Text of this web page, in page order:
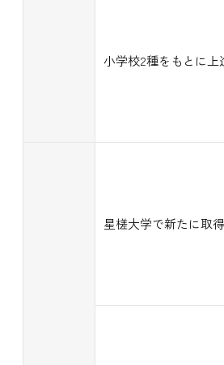
小学校2種をもとに上
星槎大学で新たに取得